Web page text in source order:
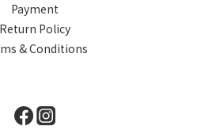
Payment
Return Policy
& Conditions